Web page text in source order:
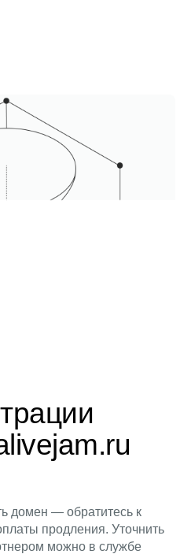
домен — обратитесь к
продления. Уточнить
можно в службе